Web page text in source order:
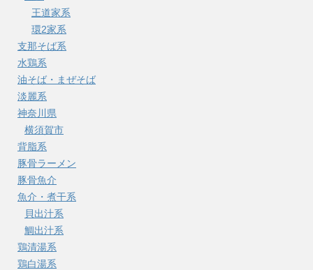
王道家系
環2家系
支那そば系
水鶏系
油そば・まぜそば
淡麗系
神奈川県
横須賀市
背脂系
豚骨ラーメン
豚骨魚介
魚介・煮干系
貝出汁系
鯛出汁系
鶏清湯系
鶏白湯系